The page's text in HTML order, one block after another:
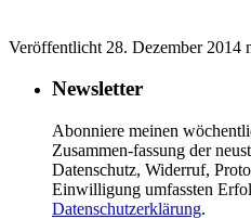
Veröffentlicht 28. Dezember 2014
Newsletter
Abonniere meinen
Zusammen-fassung der
Datenschutz, Widerruf,
Einwilligung umfassten
Datenschutzerklärung.